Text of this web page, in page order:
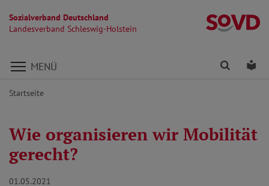
Sozialverband Deutschland
Landesverband Schleswig-Holstein
Direkt zu den Inhalten springen
MENÜ Finden
Startseite
Wie organisieren wir Mobilität
gerecht?
01.05.2021